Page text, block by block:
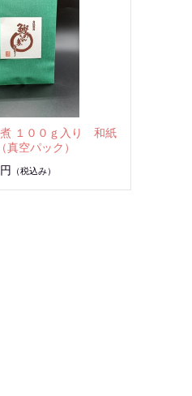
煮 １００ｇ入り 和紙
真空パック）
（税込み）